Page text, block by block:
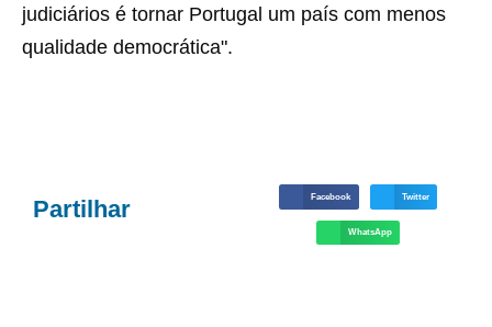
judiciários é tornar Portugal um país com menos
qualidade democrática".
Partilhar Facebook Twitter
WhatsApp